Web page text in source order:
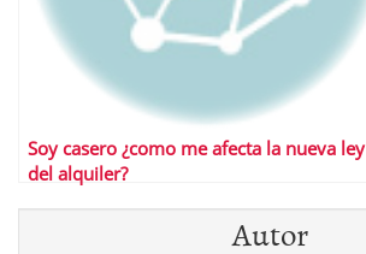
Soy casero ¿como me afecta la nueva ley
del alquiler?
Autor